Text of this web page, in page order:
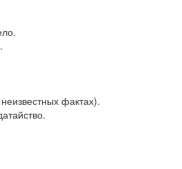
фактах).